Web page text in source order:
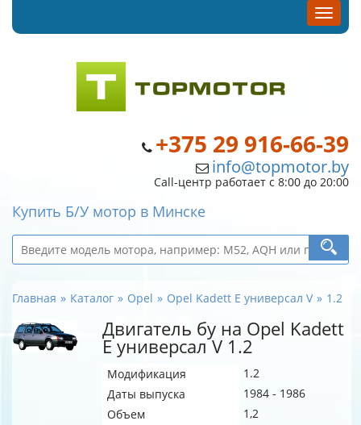
+375 29 916-66-39
info@topmotor.by
Call-центр работает с 8:00 до 20:00
Купить Б/У мотор в Минске
Главная Каталог Opel Opel Kadett E универсал V 1.2
Двигатель бу на Opel Kadett
E универсал V 1.2
Модификация
1.2
Даты выпуска
1984 - 1986
Объем
1,2